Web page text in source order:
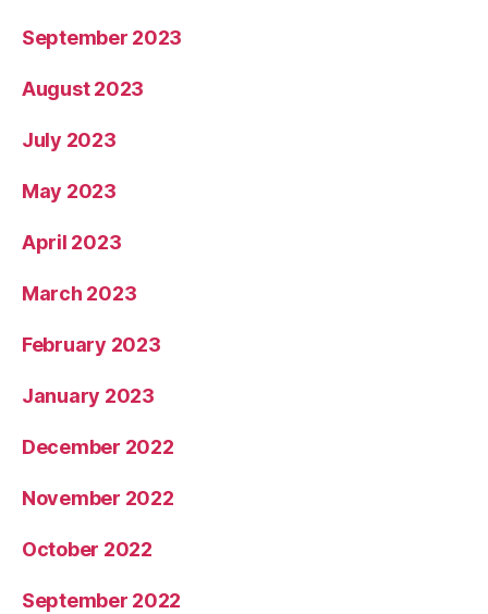
September 2023
August 2023
July 2023
May 2023
April 2023
March 2023
February 2023
January 2023
December 2022
November 2022
October 2022
September 2022